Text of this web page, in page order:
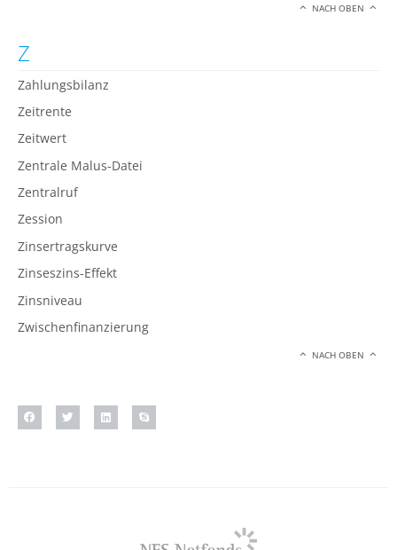
NACH OBEN
Z
Zahlungsbilanz
Zeitrente
Zeitwert
Zentrale Malus-Datei
Zentralruf
Zession
Zinsertragskurve
Zinseszins-Effekt
Zinsniveau
Zwischenfinanzierung
NACH OBEN